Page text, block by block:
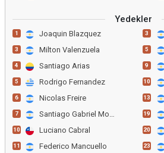
Yedekler
1 Joaquin Blazquez
3 Milton Valenzuela
4 Santiago Arias
5 Rodrigo Fernandez
6 Nicolas Freire
7 Santiago Gabriel Montiel
10 Luciano Cabral
11 Federico Mancuello
3
5
9
10
13
19
20
23